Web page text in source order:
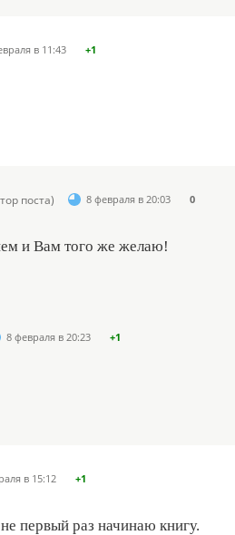
в 11:43 +1
поста) 8 февраля в 20:03 0
и Вам того же желаю!
8 февраля в 20:23 +1
в 15:12 +1
первый раз начинаю книгу.